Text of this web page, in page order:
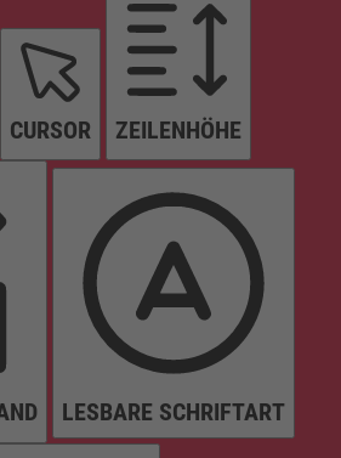
CURSOR ZEILENHÖHE
LESBARE SCHRIFTART